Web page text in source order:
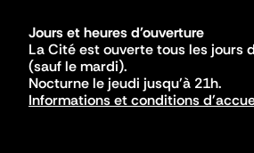
Jours et heures d'ouverture
La Cité est ouverte tous les jours
(sauf le mardi).
Nocturne le jeudi jusqu'à 21h.
Informations et conditions